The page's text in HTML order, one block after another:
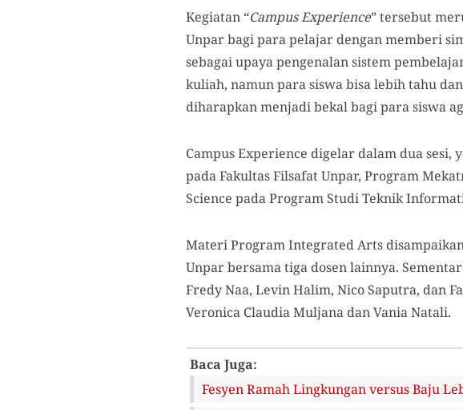
Kegiatan “Campus Experience” tersebut
Unpar bagi para pelajar dengan memberi
sebagai upaya pengenalan sistem
kuliah, namun para siswa bisa lebih tahu
diharapkan menjadi bekal bagi para siswa
Campus Experience digelar dalam dua
pada Fakultas Filsafat Unpar, Program
Science pada Program Studi Teknik
Materi Program Integrated Arts
Unpar bersama tiga dosen lainnya.
Fredy Naa, Levin Halim, Nico Saputra, dan
Veronica Claudia Muljana dan Vania Natali.
Baca Juga:
Fesyen Ramah Lingkungan versus Baju